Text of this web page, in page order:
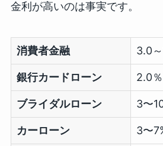
金利が高いのは事実です。
消費者金融 3.0
銀行カードローン 2.0
ブライダルローン 3〜
カーローン 3〜